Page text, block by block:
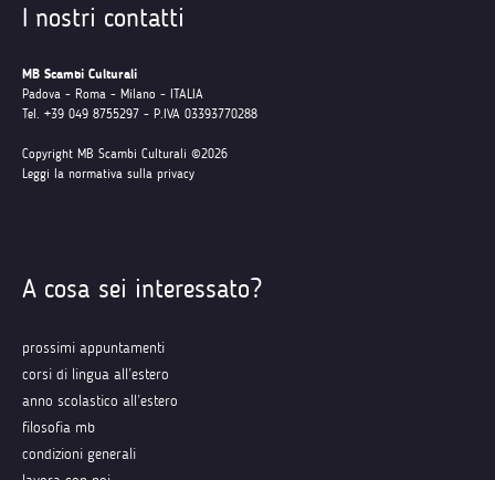
I nostri contatti
MB Scambi Culturali
Padova - Roma - Milano - ITALIA
Tel. +39 049 8755297 - P.IVA 03393770288
Copyright MB Scambi Culturali ©2026
Leggi la normativa sulla privacy
A cosa sei interessato?
prossimi appuntamenti
corsi di lingua all’estero
anno scolastico all’estero
filosofia mb
condizioni generali